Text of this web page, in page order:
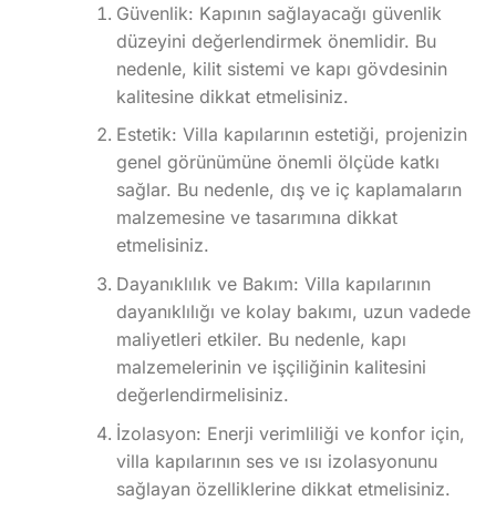
Güvenlik: Kapının sağlayacağı güvenlik
düzeyini değerlendirmek önemlidir. Bu
nedenle, kilit sistemi ve kapı gövdesinin
kalitesine dikkat etmelisiniz.
Estetik: Villa kapılarının estetiği, projenizin
genel görünümüne önemli ölçüde katkı
sağlar. Bu nedenle, dış ve iç kaplamaların
malzemesine ve tasarımına dikkat
etmelisiniz.
Dayanıklılık ve Bakım: Villa kapılarının
dayanıklılığı ve kolay bakımı, uzun vadede
maliyetleri etkiler. Bu nedenle, kapı
malzemelerinin ve işçiliğinin kalitesini
değerlendirmelisiniz.
İzolasyon: Enerji verimliliği ve konfor için,
villa kapılarının ses ve ısı izolasyonunu
sağlayan özelliklerine dikkat etmelisiniz.